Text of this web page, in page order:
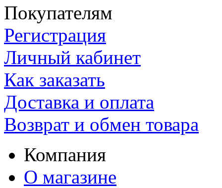
Покупателям
Регистрация
Личный кабинет
Как заказать
Доставка и оплата
Возврат и обмен товара
Компания
О магазине